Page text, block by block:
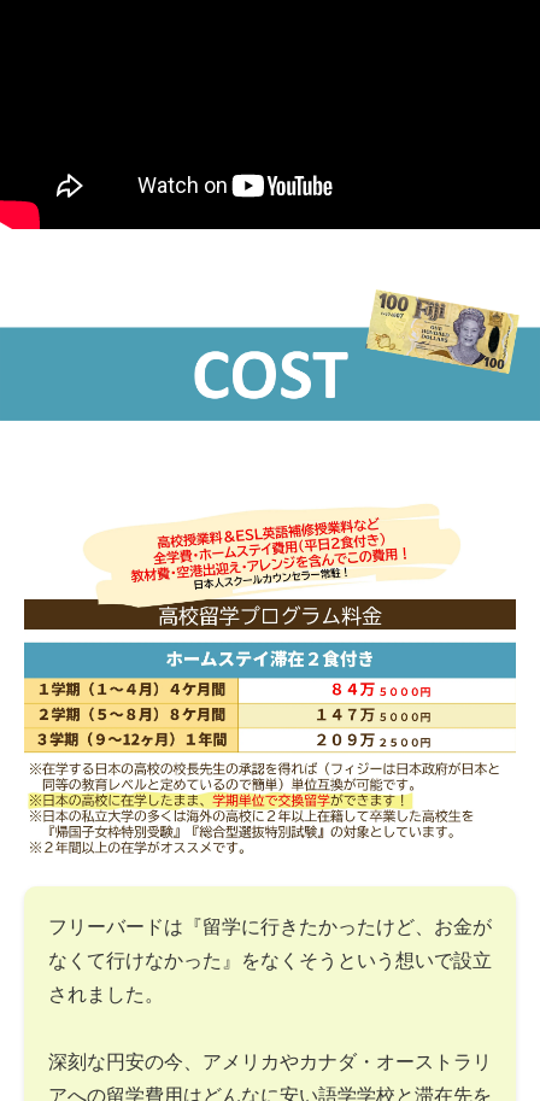
フリーバードは『留学に行きたかったけど、お金が
なくて行けなかった』をなくそうという想いで設立
されました。
深刻な円安の今、アメリカやカナダ・オーストラリ
アへの留学費用はどんなに安い語学学校と滞在先を